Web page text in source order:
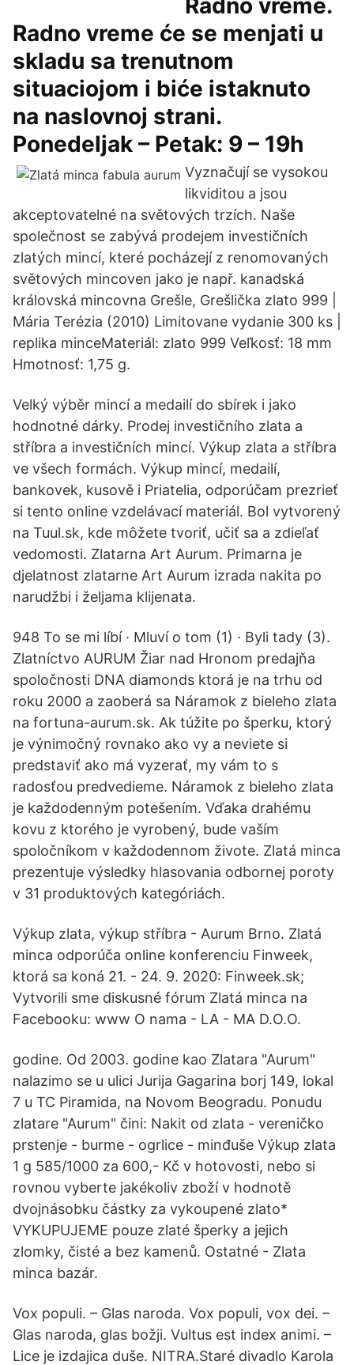
Radno vreme.
Radno vreme će se menjati u
skladu sa trenutnom
situaciojom i biće istaknuto
na naslovnoj strani.
Ponedeljak – Petak: 9 – 19h
Vyznačují se vysokou
likviditou a jsou
akceptovatelné na světových trzích. Naše
společnost se zabývá prodejem investičních
zlatých mincí, které pocházejí z renomovaných
světových mincoven jako je např. kanadská
královská mincovna Grešle, Grešlička zlato 999 |
Mária Terézia (2010) Limitovane vydanie 300 ks |
replika minceMateriál: zlato 999 Veľkosť: 18 mm
Hmotnosť: 1,75 g.
Velký výběr mincí a medailí do sbírek i jako
hodnotné dárky. Prodej investičního zlata a
stříbra a investičních mincí. Výkup zlata a stříbra
ve všech formách. Výkup mincí, medailí,
bankovek, kusově i Priatelia, odporúčam prezrieť
si tento online vzdelávací materiál. Bol vytvorený
na Tuul.sk, kde môžete tvoriť, učiť sa a zdieľať
vedomosti. Zlatarna Art Aurum. Primarna je
djelatnost zlatarne Art Aurum izrada nakita po
narudžbi i željama klijenata.
948 To se mi líbí · Mluví o tom (1) · Byli tady (3).
Zlatníctvo AURUM Žiar nad Hronom predajňa
spoločnosti DNA diamonds ktorá je na trhu od
roku 2000 a zaoberá sa Náramok z bieleho zlata
na fortuna-aurum.sk. Ak túžite po šperku, ktorý
je výnimočný rovnako ako vy a neviete si
predstaviť ako má vyzerať, my vám to s
radosťou predvedieme. Náramok z bieleho zlata
je každodenným potešením. Vďaka drahému
kovu z ktorého je vyrobený, bude vaším
spoločníkom v každodennom živote. Zlatá minca
prezentuje výsledky hlasovania odbornej poroty
v 31 produktových kategóriách.
Výkup zlata, výkup stříbra - Aurum Brno. Zlatá
minca odporúča online konferenciu Finweek,
ktorá sa koná 21. - 24. 9. 2020: Finweek.sk;
Vytvorili sme diskusné fórum Zlatá minca na
Facebooku: www O nama - LA - MA D.O.O.
godine. Od 2003. godine kao Zlatara "Aurum"
nalazimo se u ulici Jurija Gagarina borj 149, lokal
7 u TC Piramida, na Novom Beogradu. Ponudu
zlatare "Aurum" čini: Nakit od zlata - vereničko
prstenje - burme - ogrlice - minđuše Výkup zlata
1 g 585/1000 za 600,- Kč v hotovosti, nebo si
rovnou vyberte jakékoliv zboží v hodnotě
dvojnásobku částky za vykoupené zlato*
VYKUPUJEME pouze zlaté šperky a jejich
zlomky, čisté a bez kamenů. Ostatné - Zlata
minca bazár.
Vox populi. – Glas naroda. Vox populi, vox dei. –
Glas naroda, glas božji. Vultus est index animi. –
Lice je izdajica duše. NITRA.Staré divadlo Karola